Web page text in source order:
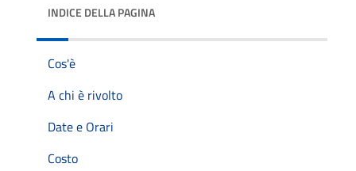
INDICE DELLA PAGINA
Cos'è
A chi è rivolto
Date e Orari
Costo